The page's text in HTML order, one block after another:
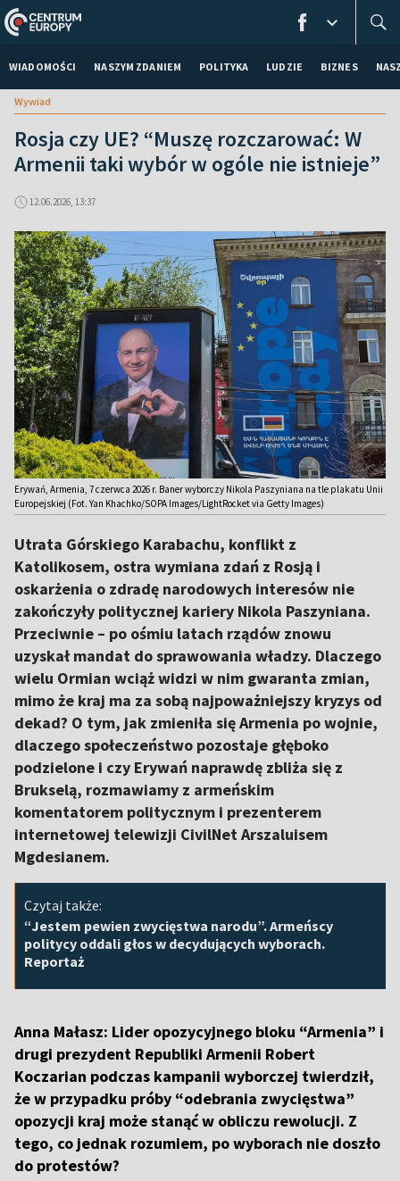
WIADOMOŚCI NASZYM ZDANIEM POLITYKA LUDZIE BIZNES
Wywiad
Rosja czy UE? “Muszę rozczarować: W
Armenii taki wybór w ogóle nie istnieje”
12.06.2026, 13:37
Erywań, Armenia, 7 czerwca 2026 r. Baner wyborczy Nikola Paszyniana na tle plakatu Unii
Europejskiej (Fot. Yan Khachko/SOPA Images/LightRocket via Getty Images)
Utrata Górskiego Karabachu, konflikt z
Katolikosem, ostra wymiana zdań z Rosją i
oskarżenia o zdradę narodowych interesów nie
zakończyły politycznej kariery Nikola Paszyniana.
Przeciwnie – po ośmiu latach rządów znowu
uzyskał mandat do sprawowania władzy. Dlaczego
wielu Ormian wciąż widzi w nim gwaranta zmian,
mimo że kraj ma za sobą najpoważniejszy kryzys od
dekad? O tym, jak zmieniła się Armenia po wojnie,
dlaczego społeczeństwo pozostaje głęboko
podzielone i czy Erywań naprawdę zbliża się z
Brukselą, rozmawiamy z armeńskim
komentatorem politycznym i prezenterem
internetowej telewizji CivilNet Arszaluisem
Mgdesianem.
Czytaj także:
“Jestem pewien zwycięstwa narodu”. Armeńscy
politycy oddali głos w decydujących wyborach.
Reportaż
Anna Małasz: Lider opozycyjnego bloku “Armenia” i
drugi prezydent Republiki Armenii Robert
Koczarian podczas kampanii wyborczej twierdził,
że w przypadku próby “odebrania zwycięstwa”
opozycji kraj może stanąć w obliczu rewolucji. Z
tego, co jednak rozumiem, po wyborach nie doszło
do protestów?